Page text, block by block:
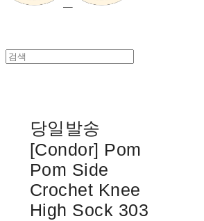
당일발송
[Condor] Pom
Pom Side
Crochet Knee
High Sock 303